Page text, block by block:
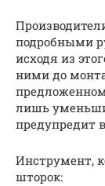
подробными
исходя из
ними до
лишь
предупредит
Инструмент,
шторок: